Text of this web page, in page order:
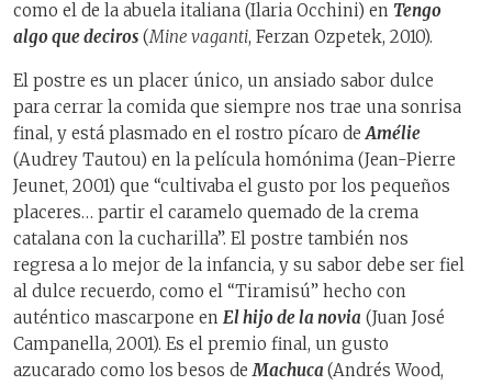
como el de la abuela italiana (Ilaria Occhini) en Tengo
algo que deciros (Mine vaganti, Ferzan Ozpetek, 2010).
El postre es un placer único, un ansiado sabor dulce
para cerrar la comida que siempre nos trae una sonrisa
final, y está plasmado en el rostro pícaro deAmélie
(Audrey Tautou) en la película homónima (Jean-Pierre
Jeunet, 2001) que “cultivaba el gusto por los pequeños
placeres… partir el caramelo quemado de la crema
catalana con la cucharilla”. El postre también nos
regresa a lo mejor de la infancia, y su sabor debe ser fiel
al dulce recuerdo, como el “Tiramisú” hecho con
auténtico mascarpone en El hijo de la novia (Juan José
Campanella, 2001). Es el premio final, un gusto
azucarado como los besos deMachuca (Andrés Wood,